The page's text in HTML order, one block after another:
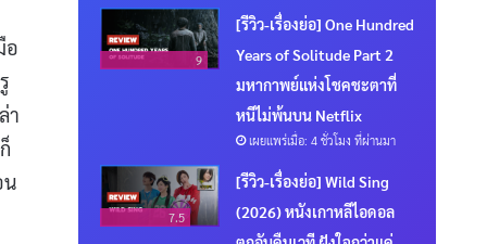
อ
า
น
9
[รีวิว-เรื่องย่อ] One Hundred
Years of Solitude Part 2
มหากาพย์แห่งโชคชะตาที่
หนีไม่พ้นบน Netflix
เผยแพร่เมื่อ: 4 ชั่วโมง ที่ผ่านมา
7.5
[รีวิว-เรื่องย่อ] Wild Sing
(2026) หนังเกาหลีไอดอล